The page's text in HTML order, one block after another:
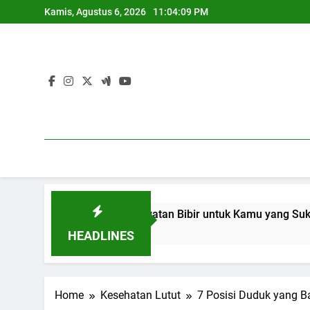
to
Kamis, Agustus 6, 2026 11:04:10 PM
HEADLINES
10 Tips Perawatan Bibir untuk Kamu yang Suka Pakai Lipstik
Home Kesehatan Lutut 7 Posisi Duduk yang